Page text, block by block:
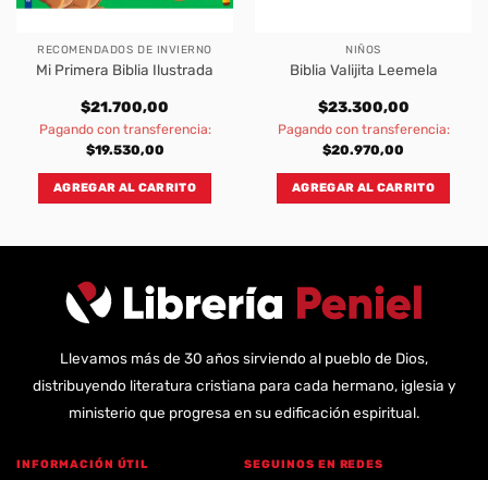
RECOMENDADOS DE INVIERNO
Mi Primera Biblia Ilustrada
$21.700,00
Pagando con transferencia:
$19.530,00
AGREGAR AL CARRITO
NIÑOS
Biblia Valijita Leemela
$23.300,00
Pagando con transferencia:
$20.970,00
AGREGAR AL CARRITO
Llevamos más de 30 años sirviendo al pueblo de Dios,
distribuyendo literatura cristiana para cada hermano, iglesia y
ministerio que progresa en su edificación espiritual.
INFORMACIÓN ÚTIL SEGUINOS EN REDES